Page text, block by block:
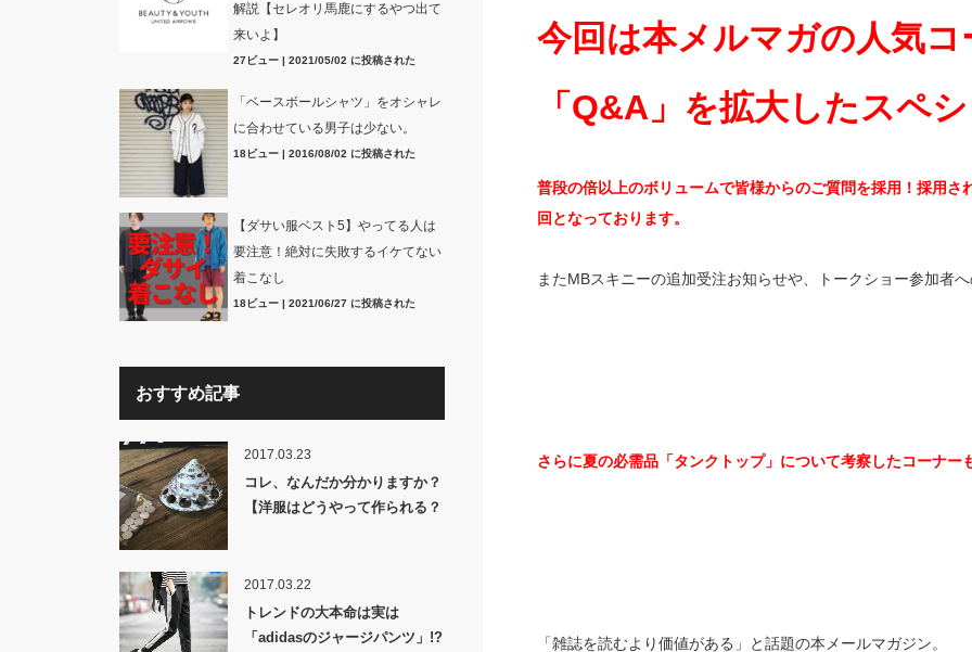
今回は本メルマガの人気コ
「Q&A」を拡大したスペシ
普段の倍以上のボリュームで皆様からのご質問を採用！採用さ
回となっております。
またMBスキニーの追加受注お知らせや、トークショー参加者
さらに夏の必需品「タンクトップ」について考察したコーナー
「雑誌を読むより価値がある」と話題の本メールマガジン。
解説【セレオリ馬鹿にするやつ出て
来いよ】
27ビュー| 2021/05/02 に投稿された
「ベースボールシャツ」をオシャレ
に合わせている男子は少ない。
18ビュー| 2016/08/02 に投稿された
【ダサい服ベスト5】やってる人は
要注意！絶対に失敗するイケてない
着こなし
18ビュー| 2021/06/27 に投稿された
おすすめ記事
2017.03.23
コレ、なんだか分かりますか？
【洋服はどうやって作られる？
2017.03.22
トレンドの大本命は実は
「adidasのジャージパンツ」!?